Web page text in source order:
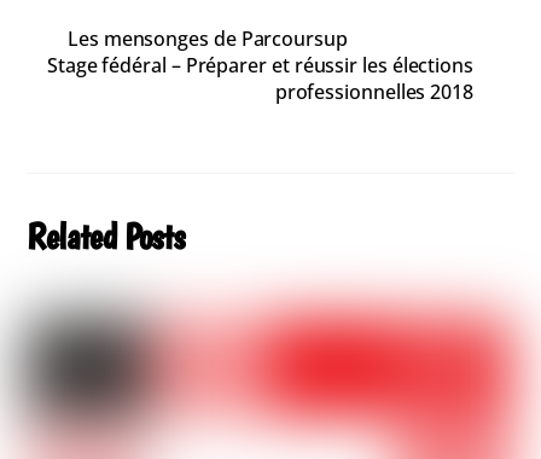
Les mensonges de Parcoursup
Stage fédéral – Préparer et réussir les élections
professionnelles 2018
Related Posts